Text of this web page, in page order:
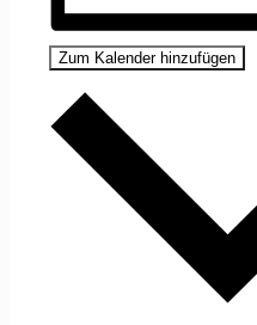
Zum Kalender hinzufügen